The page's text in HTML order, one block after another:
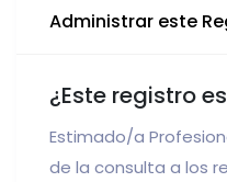
Administrar este
¿Este registro
Estimado/a
de la consulta a los